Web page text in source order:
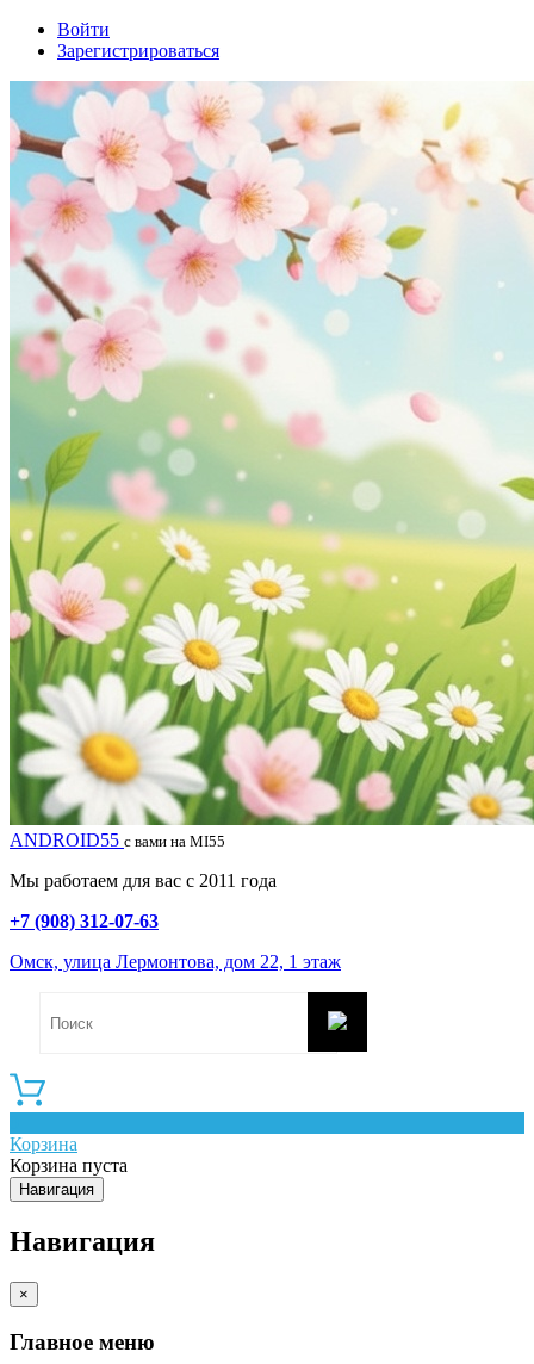
Войти
Зарегистрироваться
ANDROID55 с вами на MI55
Мы работаем для вас с 2011 года
+7 (908) 312-07-63
Омск, улица Лермонтова, дом 22, 1 этаж
Корзина
Корзина пуста
Навигация
Навигация
×
Главное меню